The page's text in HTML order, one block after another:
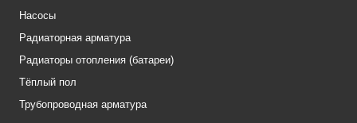
Насосы
Радиаторная арматура
Радиаторы отопления (батареи)
Тёплый пол
Трубопроводная арматура